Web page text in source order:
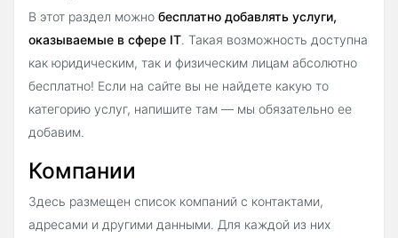
В этот раздел можно бесплатно добавлять услуги,
оказываемые в сфере IT. Такая возможность доступна
как юридическим, так и физическим лицам абсолютно
бесплатно! Если на сайте вы не найдете какую то
категорию услуг, напишите там — мы обязательно ее
добавим.
Компании
Здесь размещен список компаний с контактами,
адресами и другими данными. Для каждой из них